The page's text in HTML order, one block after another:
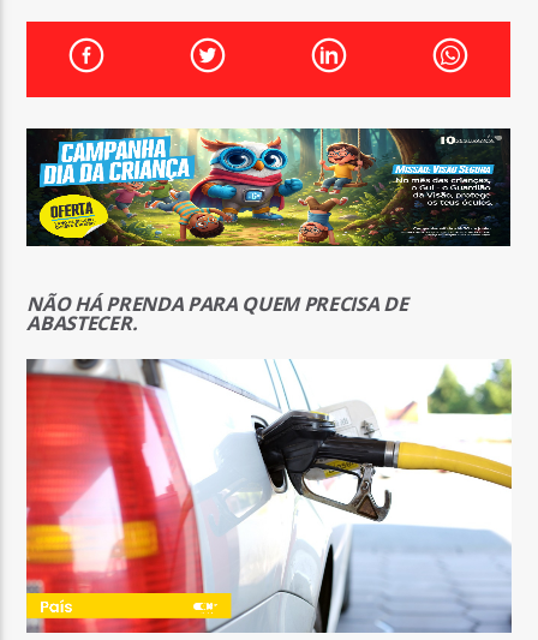
FAIXA ATUAL
ON FM
NÃO HÁ PRENDA PARA QUEM PRECISA DE
ABASTECER.